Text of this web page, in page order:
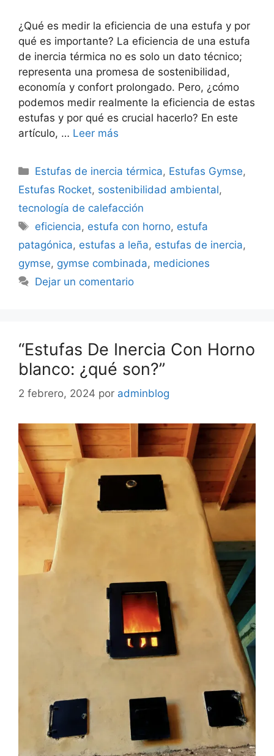
¿Qué es medir la eficiencia de una estufa y por
qué es importante? La eficiencia de una estufa
de inercia térmica no es solo un dato técnico;
representa una promesa de sostenibilidad,
economía y confort prolongado. Pero, ¿cómo
podemos medir realmente la eficiencia de estas
estufas y por qué es crucial hacerlo? En este
artículo, … Leer más
Categorías
Estufas de inercia térmica, Estufas Gymse,
Estufas Rocket, sostenibilidad ambiental,
tecnología de calefacción
Etiquetas
eficiencia, estufa con horno, estufa
patagónica, estufas a leña, estufas de inercia,
gymse, gymse combinada, mediciones
Dejar un comentario
“Estufas De Inercia Con Horno
blanco: ¿qué son?”
2 febrero, 2024 por adminblog